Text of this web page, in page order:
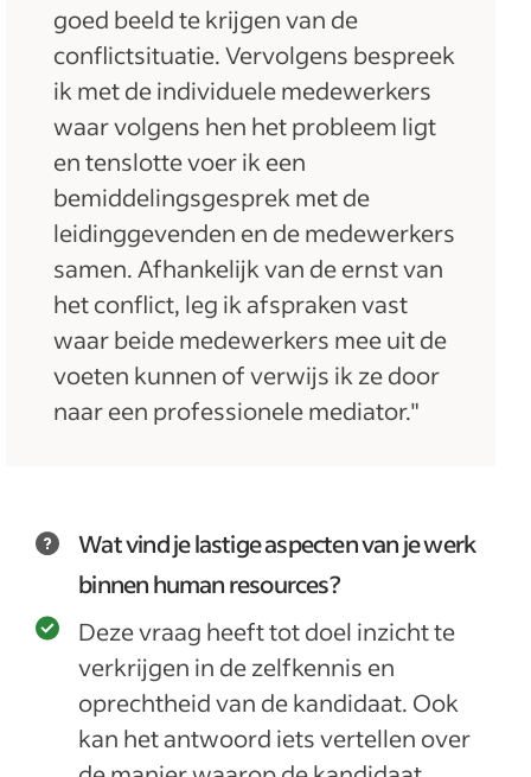
goed beeld te krijgen van de
conflictsituatie. Vervolgens bespreek
ik met de individuele medewerkers
waar volgens hen het probleem ligt
en tenslotte voer ik een
bemiddelingsgesprek met de
leidinggevenden en de medewerkers
samen. Afhankelijk van de ernst van
het conflict, leg ik afspraken vast
waar beide medewerkers mee uit de
voeten kunnen of verwijs ik ze door
naar een professionele mediator."
Wat vind je lastige aspecten van je werk
binnen human resources?
Deze vraag heeft tot doel inzicht te
verkrijgen in de zelfkennis en
oprechtheid van de kandidaat. Ook
kan het antwoord iets vertellen over